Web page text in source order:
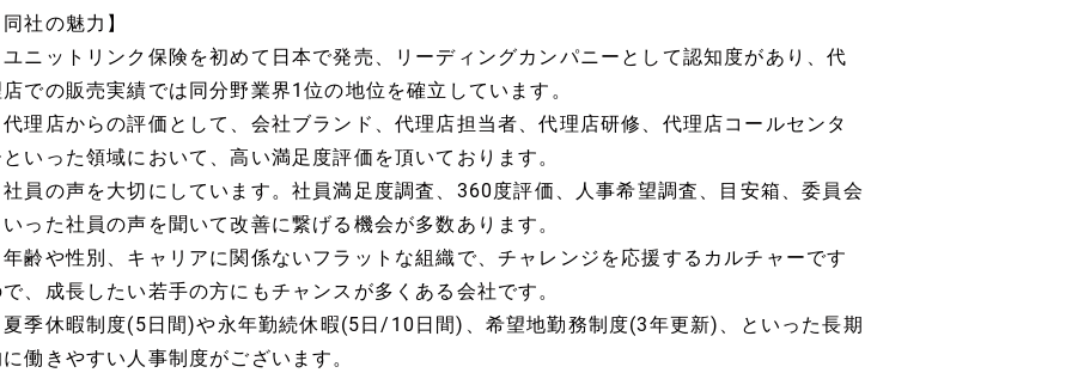
社の魅力】
ニットリンク保険を初めて日本で発売、リーディングカンパニーとして認知度があり、代
での販売実績では同分野業界1位の地位を確立しています。
理店からの評価として、会社ブランド、代理店担当者、代理店研修、代理店コールセンタ
いった領域において、高い満足度評価を頂いております。
員の声を大切にしています。社員満足度調査、360度評価、人事希望調査、目安箱、委員会
った社員の声を聞いて改善に繋げる機会が多数あります。
齢や性別、キャリアに関係ないフラットな組織で、チャレンジを応援するカルチャーです
、成長したい若手の方にもチャンスが多くある会社です。
夏季休暇制度(5日間)や永年勤続休暇(5日/10日間)、希望地勤務制度(3年更新)、といった長期
働きやすい人事制度がございます。